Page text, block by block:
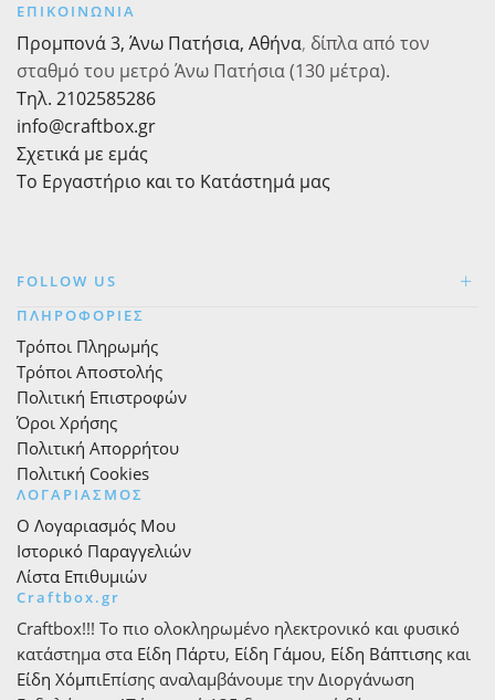
ποσότητα
ΕΠΙΚΟΙΝΩΝΙΑ
Προμπονά 3, Άνω Πατήσια, Αθήνα, δίπλα από τον
σταθμό του μετρό Άνω Πατήσια (130 μέτρα).
Τηλ. 2102585286
info@craftbox.gr
Σχετικά με εμάς
Το Εργαστήριο και το Κατάστημά μας
FOLLOW US
ΠΛΗΡΟΦΟΡΙΕΣ
Τρόποι Πληρωμής
Τρόποι Αποστολής
Πολιτική Επιστροφών
Όροι Χρήσης
Πολιτική Απορρήτου
Πολιτική Cookies
ΛΟΓΑΡΙΑΣΜΟΣ
Ο Λογαριασμός Μου
Ιστορικό Παραγγελιών
Λίστα Επιθυμιών
Craftbox.gr
Craftbox!!! Το πιο ολοκληρωμένο ηλεκτρονικό και φυσικό
κατάστημα στα Είδη Πάρτυ, Είδη Γάμου, Είδη Βάπτισης και
Είδη ΧόμπιΕπίσης αναλαμβάνουμε την Διοργάνωση